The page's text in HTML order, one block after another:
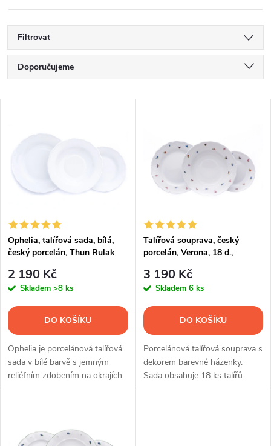
Filtrovat
Ř
a
n
í
p
r
o
d
u
Doporučujeme
Nejprodávanější
p
s
p
r
o
d
u
Ophelia, talířová sada, bílá,
český porcelán, Thun Rulak
2 190 Kč
Skladem >8 ks
DO KOŠÍKU
Ophelia je porcelánová talířová
sada v bílé barvě s jemným
reliéfním zdobením na okrajích.
Souprava obsahuje 18 ks talířů.
Talířová souprava, český
porcelán, Verona, 18 d.,
3 190 Kč
Skladem 6 ks
DO KOŠÍKU
Porcelánová talířová souprava s
dekorem barevné házenky.
Sada obsahuje 18 ks talířů.